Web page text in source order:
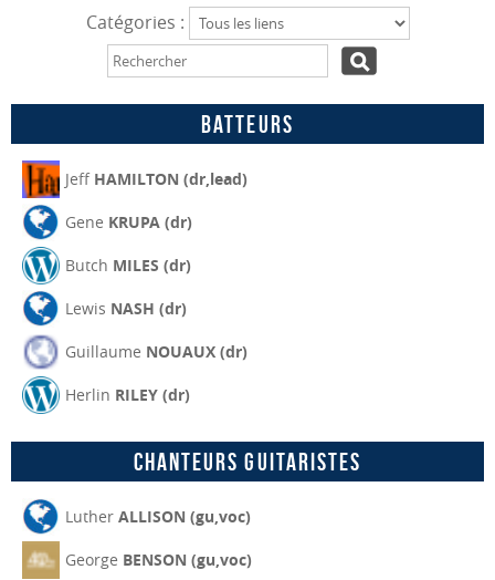
Catégories :
Batteurs
Jeff HAMILTON (dr,lead)
Gene KRUPA (dr)
Butch MILES (dr)
Lewis NASH (dr)
Guillaume NOUAUX (dr)
Herlin RILEY (dr)
Chanteurs guitaristes
Luther ALLISON (gu,voc)
George BENSON (gu,voc)